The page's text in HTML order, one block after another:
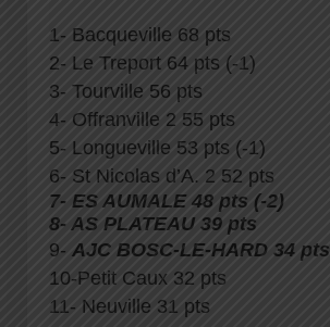
1- Bacqueville 68 pts
2- Le Treport 64 pts (-1)
3- Tourville 56 pts
4- Offranville 2 55 pts
5- Longueville 53 pts (-1)
6- St Nicolas d’A. 2 52 pts
7- ES AUMALE 48 pts (-2)
8- AS PLATEAU 39 pts
9- AJC BOSC-LE-HARD 34 pts
10-Petit Caux 32 pts
11- Neuville 31 pts